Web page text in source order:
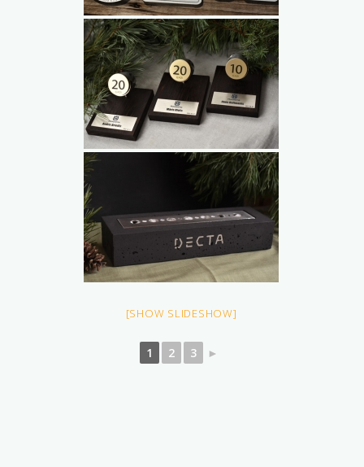
[SHOW SLIDESHOW]
1 2 3 ►